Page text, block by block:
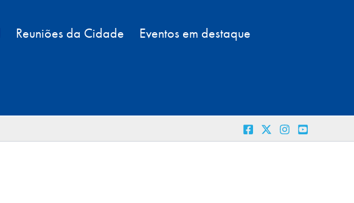
Reuniões da Cidade Eventos em destaque